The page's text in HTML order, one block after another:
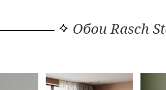
Обои Rasch